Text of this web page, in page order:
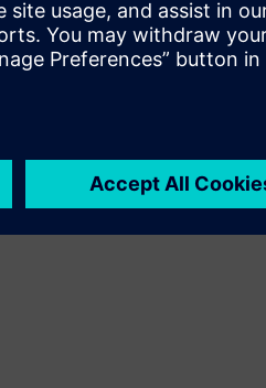
toplinom i
geometrijom i
u stvaranju
kroz cikluse